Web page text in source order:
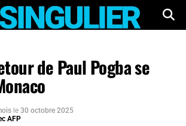
de Paul Pogba se
le 30 octobre 2025
AFP